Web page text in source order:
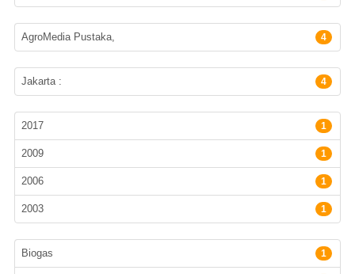
Penerbit
AgroMedia Pustaka, 4
Lokasi Terbit
Jakarta : 4
Tahun terbit
2017 1
2009 1
2006 1
2003 1
Subyek
Biogas 1